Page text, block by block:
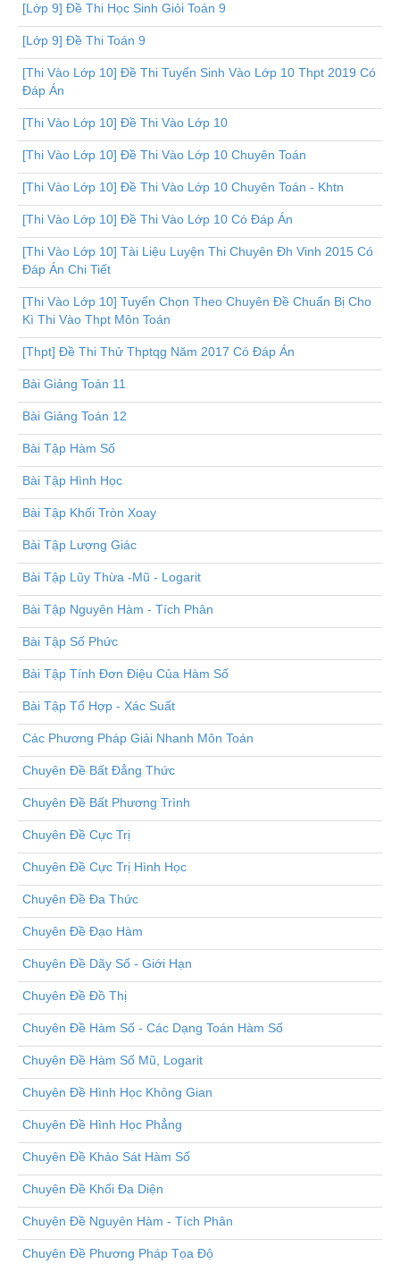
[Lớp 9] Đề Thi Học Sinh Giỏi Toán 9
[Lớp 9] Đề Thi Toán 9
[Thi Vào Lớp 10] Đề Thi Tuyển Sinh Vào Lớp 10 Thpt 2019 Có
Đáp Án
[Thi Vào Lớp 10] Đề Thi Vào Lớp 10
[Thi Vào Lớp 10] Đề Thi Vào Lớp 10 Chuyên Toán
[Thi Vào Lớp 10] Đề Thi Vào Lớp 10 Chuyên Toán - Khtn
[Thi Vào Lớp 10] Đề Thi Vào Lớp 10 Có Đáp Án
[Thi Vào Lớp 10] Tài Liệu Luyện Thi Chuyên Đh Vinh 2015 Có
Đáp Án Chi Tiết
[Thi Vào Lớp 10] Tuyển Chọn Theo Chuyên Đề Chuẩn Bị Cho
Kì Thi Vào Thpt Môn Toán
[Thpt] Đề Thi Thử Thptqg Năm 2017 Có Đáp Án
Bài Giảng Toán 11
Bài Giảng Toán 12
Bài Tập Hàm Số
Bài Tập Hình Học
Bài Tập Khối Tròn Xoay
Bài Tập Lượng Giác
Bài Tập Lũy Thừa -Mũ - Logarit
Bài Tập Nguyên Hàm - Tích Phân
Bài Tập Số Phức
Bài Tập Tính Đơn Điệu Của Hàm Số
Bài Tập Tổ Hợp - Xác Suất
Các Phương Pháp Giải Nhanh Môn Toán
Chuyên Đề Bất Đẳng Thức
Chuyên Đề Bất Phương Trình
Chuyên Đề Cực Trị
Chuyên Đề Cực Trị Hình Học
Chuyên Đề Đa Thức
Chuyên Đề Đạo Hàm
Chuyên Đề Dãy Số - Giới Hạn
Chuyên Đề Đồ Thị
Chuyên Đề Hàm Số - Các Dạng Toán Hàm Số
Chuyên Đề Hàm Số Mũ, Logarit
Chuyên Đề Hình Học Không Gian
Chuyên Đề Hình Học Phẳng
Chuyên Đề Khảo Sát Hàm Số
Chuyên Đề Khối Đa Diện
Chuyên Đề Nguyên Hàm - Tích Phân
Chuyên Đề Phương Pháp Tọa Độ